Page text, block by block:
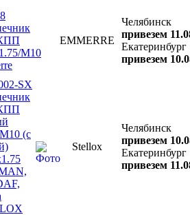
M10
EMMERRE
Челябинск
привезем
Екатеринбург
привезем
SX
(с
Stellox
Челябинск
привезем
Екатеринбург
привезем